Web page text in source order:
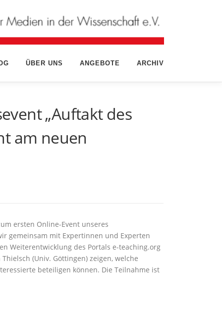
ÜBER UNS ANGEBOTE ARCHIV
„Auftakt des
am neuen
ersten Online-Event unseres
gemeinsam mit Expertinnen und Experten
Weiterentwicklung des Portals e-teaching.org
(Univ. Göttingen) zeigen, welche
beteiligen können. Die Teilnahme ist